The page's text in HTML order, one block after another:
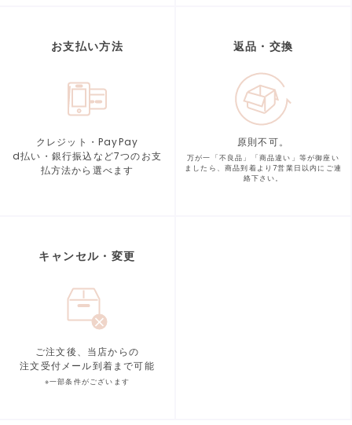
お支払い方法
クレジット・PayPay
d払い・銀行振込など7つのお支
払方法から選べます
返品・交換
原則不可。
万が一「不良品」「商品違い」等が御座い
ましたら、商品到着より7営業日以内にご連
絡下さい。
キャンセル・変更
ご注文後、当店からの
注文受付メール到着まで可能
※一部条件がございます